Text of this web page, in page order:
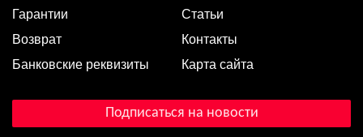
Гарантии
Возврат
Банковские реквизиты
Статьи
Контакты
Карта сайта
Подписаться на новости